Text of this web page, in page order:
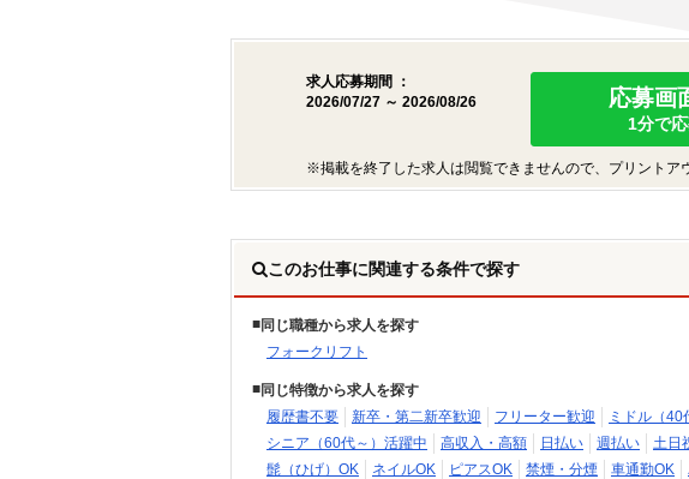
求人応募期間 ：
2026/07/27 ～ 2026/08/26
応募画
1分で
※掲載を終了した求人は閲覧できませんので、プリントア
このお仕事に関連する条件で探す
同じ職種から求人を探す
フォークリフト
同じ特徴から求人を探す
履歴書不要
新卒・第二新卒歓迎 フリーター歓迎 ミドル（40
シニア（60代～）活躍中
高収入・高額 日払い 週払い 土日
髭（ひげ）OK
ネイルOK ピアスOK 禁煙・分煙 車通勤OK